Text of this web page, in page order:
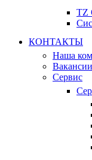
TZ
КОНТАКТЫ
Наша
Вакансии
Сервис